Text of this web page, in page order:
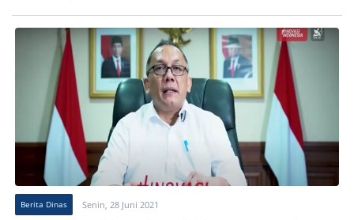
Berita Dinas Senin, 28 Juni 2021